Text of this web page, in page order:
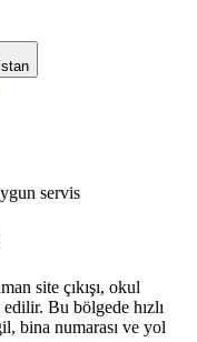
servis
site çıkışı, okul
Bu bölgede hızlı
bina numarası ve yol